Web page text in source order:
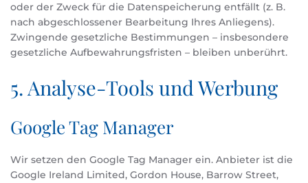
oder der Zweck für die Datenspeicherung entfällt (z. B.
nach abgeschlossener Bearbeitung Ihres Anliegens).
Zwingende gesetzliche Bestimmungen – insbesondere
gesetzliche Aufbewahrungsfristen – bleiben unberührt.
5. Analyse-Tools und Werbung
Google Tag Manager
Wir setzen den Google Tag Manager ein. Anbieter ist die
Google Ireland Limited, Gordon House, Barrow Street,